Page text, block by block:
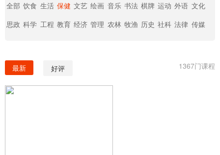
全部 饮食 生活 保健 文艺 绘画 音乐 书法 棋牌 运动 外语 文化
思政 科学 工程 教育 经济 管理 农林 牧渔 历史 社科 法律 传媒
1367门课程
最新 好评